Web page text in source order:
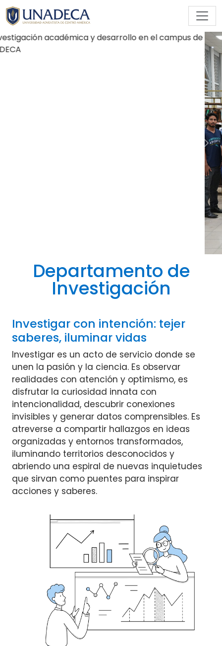
Departamento de
Next
Departamento de
Investigación
Investigar con intención: tejer
saberes, iluminar vidas
Investigar es un acto de servicio donde se
unen la pasión y la ciencia. Es observar
realidades con atención y optimismo, es
disfrutar la curiosidad innata con
intencionalidad, descubrir conexiones
invisibles y generar datos comprensibles. Es
atreverse a compartir hallazgos en ideas
organizadas y entornos transformados,
iluminando territorios desconocidos y
abriendo una espiral de nuevas inquietudes
que sirvan como puentes para inspirar
acciones y saberes.